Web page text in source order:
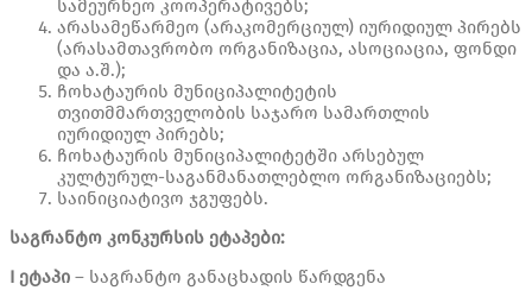
სამეურნეო კოოპერატივებს;
არასამეწარმეო (არაკომერციულ) იურიდიულ პირებს
(არასამთავრობო ორგანიზაცია, ასოციაცია, ფონდი
და ა.შ.);
ჩოხატაურის მუნიციპალიტეტის
თვითმმართველობის საჯარო სამართლის
იურიდიულ პირებს;
ჩოხატაურის მუნიციპალიტეტში არსებულ
კულტურულ-საგანმანათლებლო ორგანიზაციებს;
საინიციატივო ჯგუფებს.
საგრანტო კონკურსის ეტაპები:
I ეტაპი – საგრანტო განაცხადის წარდგენა